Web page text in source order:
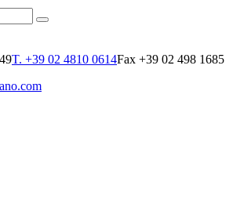
T. +39 02 4810 0614Fax +39 02 498 1685